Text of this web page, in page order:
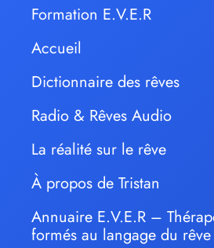
Formation E.V.E.R
Accueil
Dictionnaire des rêves
Radio & Rêves Audio
La réalité sur le rêve
À propos de Tristan
Annuaire E.V.E.R –
formés au langage du rêve